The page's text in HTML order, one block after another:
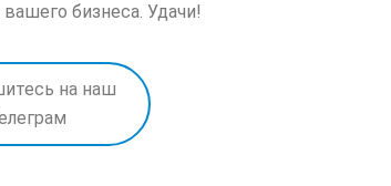
бизнеса. Удачи!
на наш